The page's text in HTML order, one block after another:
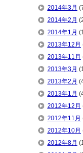
2014年3月
2014年2月
2014年1月
2013年12月
2013年11月
2013年3月
2013年2月
2013年1月
2012年12月
2012年11月
2012年10月
2012年8月